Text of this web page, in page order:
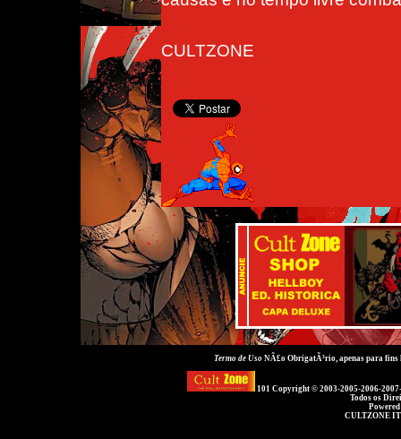
CULTZONE
Termo de UsoNÃ£o ObrigatÃ³rio, apenas para
101 Copyright © 2003-2005-2006-
Todos os
CULTZONE